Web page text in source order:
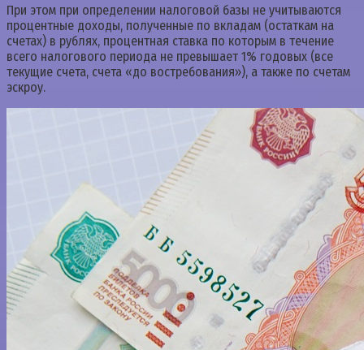
При этом при определении налоговой базы не учитываются
процентные доходы, полученные по вкладам (остаткам на
счетах) в рублях, процентная ставка по которым в течение
всего налогового периода не превышает 1% годовых (все
текущие счета, счета «до востребования»), а также по счетам
эскроу.